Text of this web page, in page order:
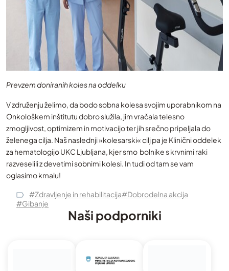
Prevzem doniranih koles na oddelku
V združenju želimo, da bodo sobna kolesa svojim uporabnikom na
Onkološkem inštitutu dobro služila, jim vračala telesno
zmogljivost, optimizem in motivacijo ter jih srečno pripeljala do
želenega cilja. Naš naslednji »kolesarski« cilj pa je Klinični oddelek
za hematologijo UKC Ljubljana, kjer smo bolnike s krvnimi raki
razveselili z devetimi sobnimi kolesi. In tudi od tam se vam
oglasimo kmalu!
#Zdravljenje in rehabilitacija#Dobrodelna akcija
#Gibanje
Naši podporniki